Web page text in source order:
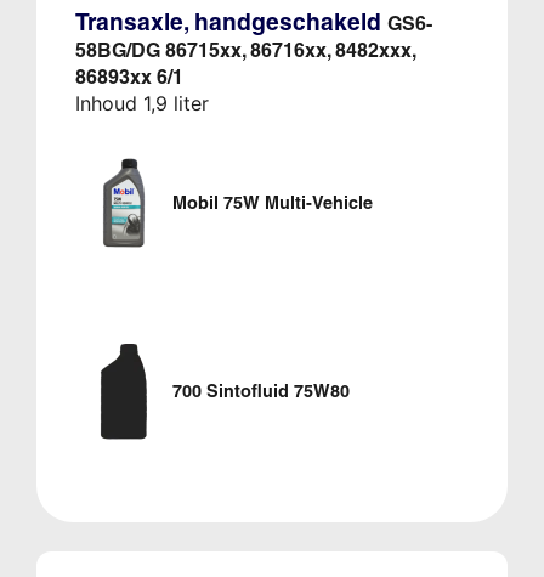
Transaxle, handgeschakeld GS6-
58BG/DG 86715xx, 86716xx, 8482xxx,
86893xx 6/1
Inhoud 1,9 liter
Mobil 75W Multi-Vehicle
700 Sintofluid 75W80